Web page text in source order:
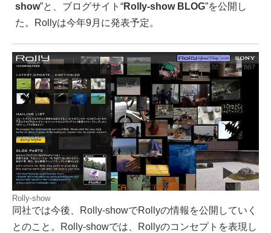
show”と、ブログサイト“Rolly-show BLOG”を公開し
た。Rollyは今年9月に発表予定。
Rolly-show
同社では今後、Rolly-showでRollyの情報を公開していく
とのこと。Rolly-showでは、Rollyのコンセプトを表現し